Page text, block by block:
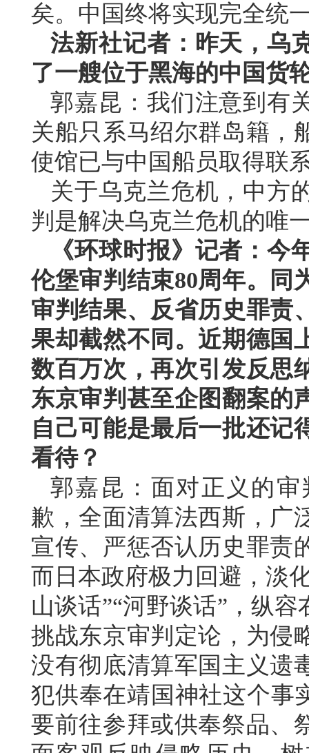
矣。中国终将实现完全统
法新社记者：昨天，乌
了一艘位于黑海的中国货
郭嘉昆：我们注意到有
关船只系马绍尔群岛籍，
使馆已与中国船员取得联
关于乌克兰危机，中方
判是解决乌克兰危机的唯
《环球时报》记者：今
伦堡审判结束80周年。同
审判结果、反省历史罪责
果却截然不同。近期德国
数百万次，再次引发反思
东京审判甚至企图翻案的
自己可能是最后一批还记
看待？
郭嘉昆：面对正义的
歉，全面清算法西斯，广
宣传、严惩否认历史罪责
而日本政府极力回避，淡
山谈话”“河野谈话”，纵
挑战东京审判定论，为侵
没有彻底清算军国主义遗
犯供奉在靖国神社这个事
要前往参拜或供奉祭品、